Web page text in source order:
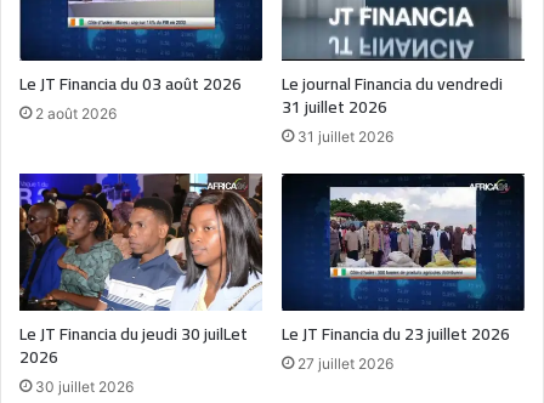
Le JT Financia du 03 août 2026
2 août 2026
Le journal Financia du vendredi
31 juillet 2026
31 juillet 2026
Le JT Financia du jeudi 30 juilLet
2026
30 juillet 2026
Le JT Financia du 23 juillet 2026
27 juillet 2026